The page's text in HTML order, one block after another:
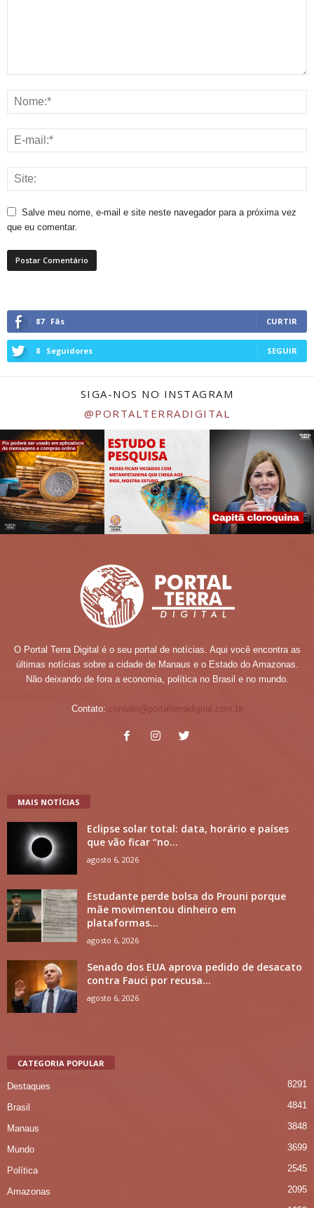
Salve meu nome, e-mail e site neste navegador para a próxima vez
que eu comentar.
87 Fãs CURTIR
8 Seguidores SEGUIR
SIGA-NOS NO INSTAGRAM
@PORTALTERRADIGITAL
O Portal Terra Digital é o seu portal de notícias. Aqui você encontra as
últimas notícias sobre a cidade de Manaus e o Estado do Amazonas.
Não deixando de fora a economia, política no Brasil e no mundo.
Contato: contato@portalterradigital.com.br
MAIS NOTÍCIAS
Eclipse solar total: data, horário e países
que vão ficar “no...
agosto 6, 2026
Estudante perde bolsa do Prouni porque
mãe movimentou dinheiro em
plataformas...
agosto 6, 2026
Senado dos EUA aprova pedido de desacato
contra Fauci por recusa...
agosto 6, 2026
CATEGORIA POPULAR
Destaques 8291
Brasil 4841
Manaus 3848
Mundo 3699
Política 2545
Amazonas 2095